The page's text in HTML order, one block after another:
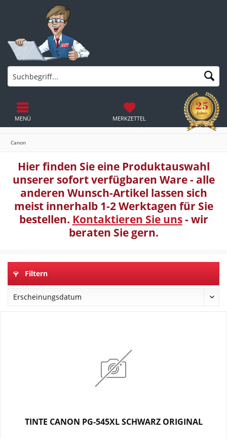
MERKZETTEL
MENÜ
Canon
Hier finden Sie eine Produktauswahl
unserer sofort verfügbaren Ware - alle
anderen Wunsch-Artikel lassen sich
meist innerhalb 1-2 Werktagen für Sie
bestellen. Kontaktieren Sie uns- wir
beraten Sie gern.
Filtern
TINTE CANON PG-545XL SCHWARZ ORIGINAL